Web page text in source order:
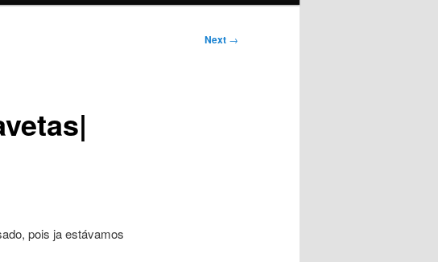
Next →
pois ja estávamos